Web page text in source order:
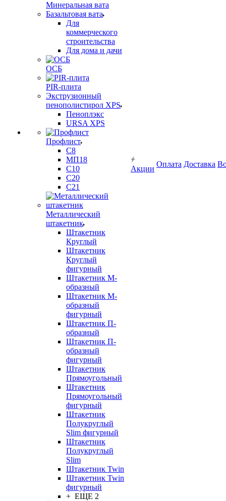
Минеральная вата
Базальтовая вата
Для
коммерческого
строительства
Для дома и дачи
ОСБ
PIR-плита
Экструзионный
пенополистирол XPS
Пеноплэкс
URSA XPS
Профлист
С8
МП18
С10
С20
С21
Металлический
штакетник
Штакетник
Круглый
Штакетник
Круглый
фигурный
Штакетник М-
образный
Штакетник М-
образный
фигурный
Штакетник П-
образный
Штакетник П-
образный
фигурный
Штакетник
Прямоугольный
Штакетник
Прямоугольный
фигурный
Штакетник
Полукруглый
Slim фигурный
Штакетник
Полукруглый
Slim
Штакетник Twin
Штакетник Twin
фигурный
+ ЕЩЕ 2
Акции
Оплата Доставка